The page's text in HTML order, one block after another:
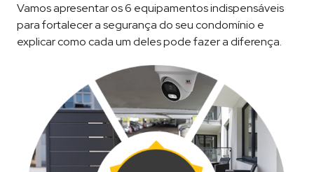
Vamos apresentar os 6 equipamentos indispensáveis
para fortalecer a segurança do seu condomínio e
explicar como cada um deles pode fazer a diferença.